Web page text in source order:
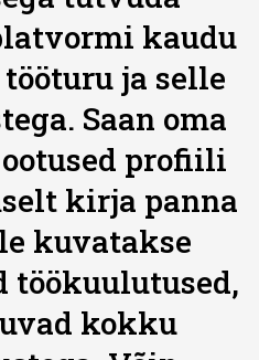
kaudu
ja selle
Saan oma
profiili
kirja panna
kuvatakse
töökuulutused,
kokku